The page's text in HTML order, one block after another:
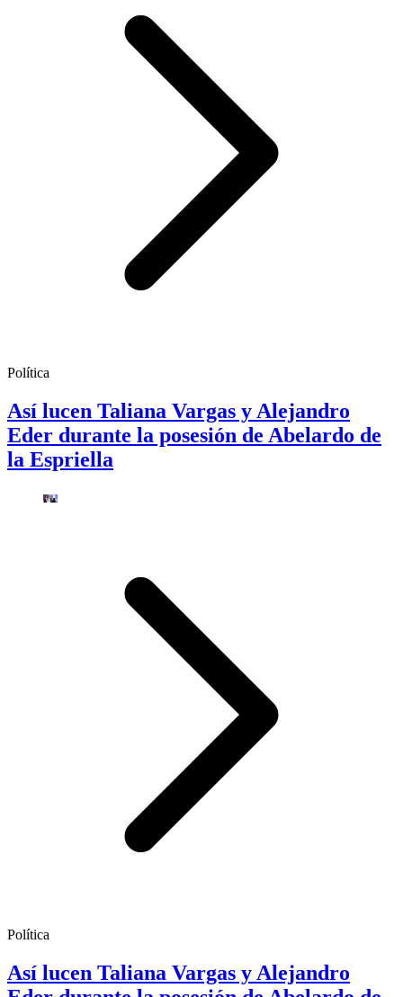
Política
Así lucen Taliana Vargas y Alejandro
Eder durante la posesión de Abelardo de
la Espriella
Política
Así lucen Taliana Vargas y Alejandro